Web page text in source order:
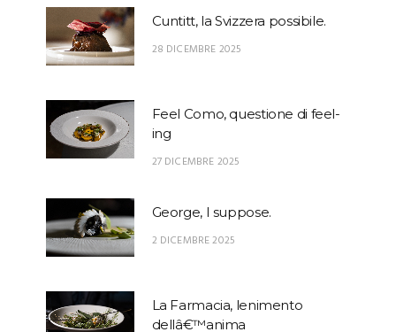
Cuntitt, la Svizzera possibile.
28 DICEMBRE 2025
Feel Como, questione di feel-
ing
27 DICEMBRE 2025
George, I suppose.
2 DICEMBRE 2025
La Farmacia, lenimento
dellâ€™anima